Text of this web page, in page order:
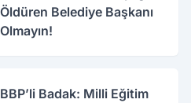
Öldüren Belediye Başkanı
Olmayın!
BBP’li Badak: Milli Eğitim